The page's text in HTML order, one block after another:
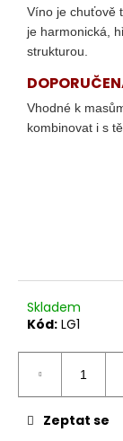
Víno je chuťově
je harmonická,
strukturou.
Vhodné k
kombinovat i s
Skladem
Kód: LG1
Zeptat se
u
č
u
e
m
e
799